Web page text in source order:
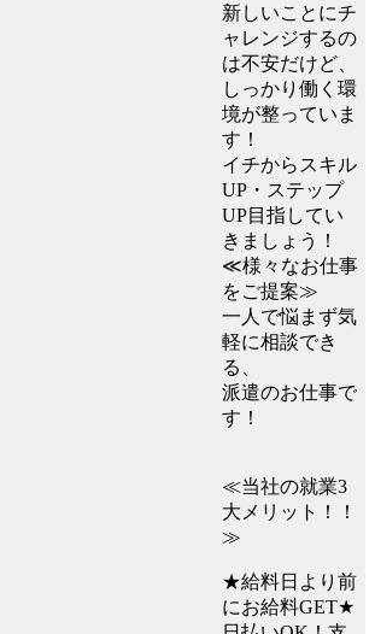
新しいことにチ
ャレンジするの
は不安だけど、
しっかり働く環
境が整っていま
す！
イチからスキル
UP・ステップ
UP目指してい
きましょう！
≪様々なお仕事
をご提案≫
一人で悩まず気
軽に相談でき
る、
派遣のお仕事で
す！
≪当社の就業3
大メリット！！
≫
★給料日より前
にお給料GET★